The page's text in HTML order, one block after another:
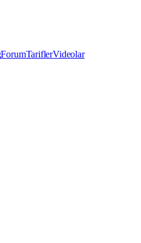
ForumTariflerVideolar